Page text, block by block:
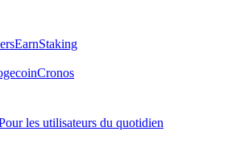
EarnStaking
Cronos
les utilisateurs du quotidien